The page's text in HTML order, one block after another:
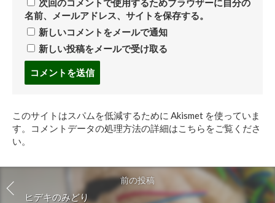
次回のコメントで使用するためブラウザーに自分の
名前、メールアドレス、サイトを保存する。
新しいコメントをメールで通知
新しい投稿をメールで受け取る
す
る
このサイトはスパムを低減するために Akismet を使っていま
す。
コメントデータの処理方法の詳細はこちらをご覧くださ
い。
前の投稿
ヒデキのみどり